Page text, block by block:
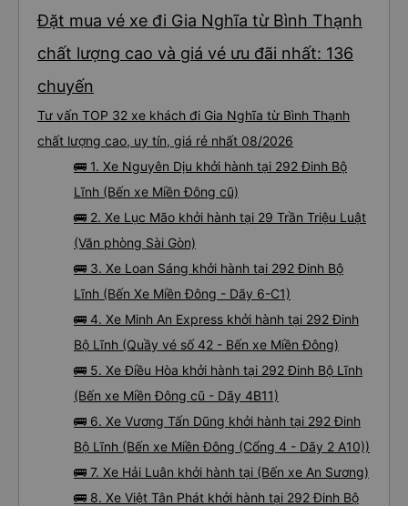
Đặt mua vé xe đi Gia Nghĩa từ Bình Thạnh
chất lượng cao và giá vé ưu đãi nhất: 136
chuyến
Tư vấn TOP 32 xe khách đi Gia Nghĩa từ Bình Thạnh
chất lượng cao, uy tín, giá rẻ nhất 08/2026
🚌 1. Xe Nguyên Dịu khởi hành tại 292 Đinh Bộ
Lĩnh (Bến xe Miền Đông cũ)
🚌 2. Xe Lục Mão khởi hành tại 29 Trần Triệu Luật
(Văn phòng Sài Gòn)
🚌 3. Xe Loan Sáng khởi hành tại 292 Đinh Bộ
Lĩnh (Bến Xe Miền Đông - Dãy 6-C1)
🚌 4. Xe Minh An Express khởi hành tại 292 Đinh
Bộ Lĩnh (Quầy vé số 42 - Bến xe Miền Đông)
🚌 5. Xe Điều Hòa khởi hành tại 292 Đinh Bộ Lĩnh
(Bến xe Miền Đông cũ - Dãy 4B11)
🚌 6. Xe Vương Tấn Dũng khởi hành tại 292 Đinh
Bộ Lĩnh (Bến xe Miền Đông (Cổng 4 - Dãy 2 A10))
🚌 7. Xe Hải Luân khởi hành tại (Bến xe An Sương)
🚌 8. Xe Việt Tân Phát khởi hành tại 292 Đinh Bộ